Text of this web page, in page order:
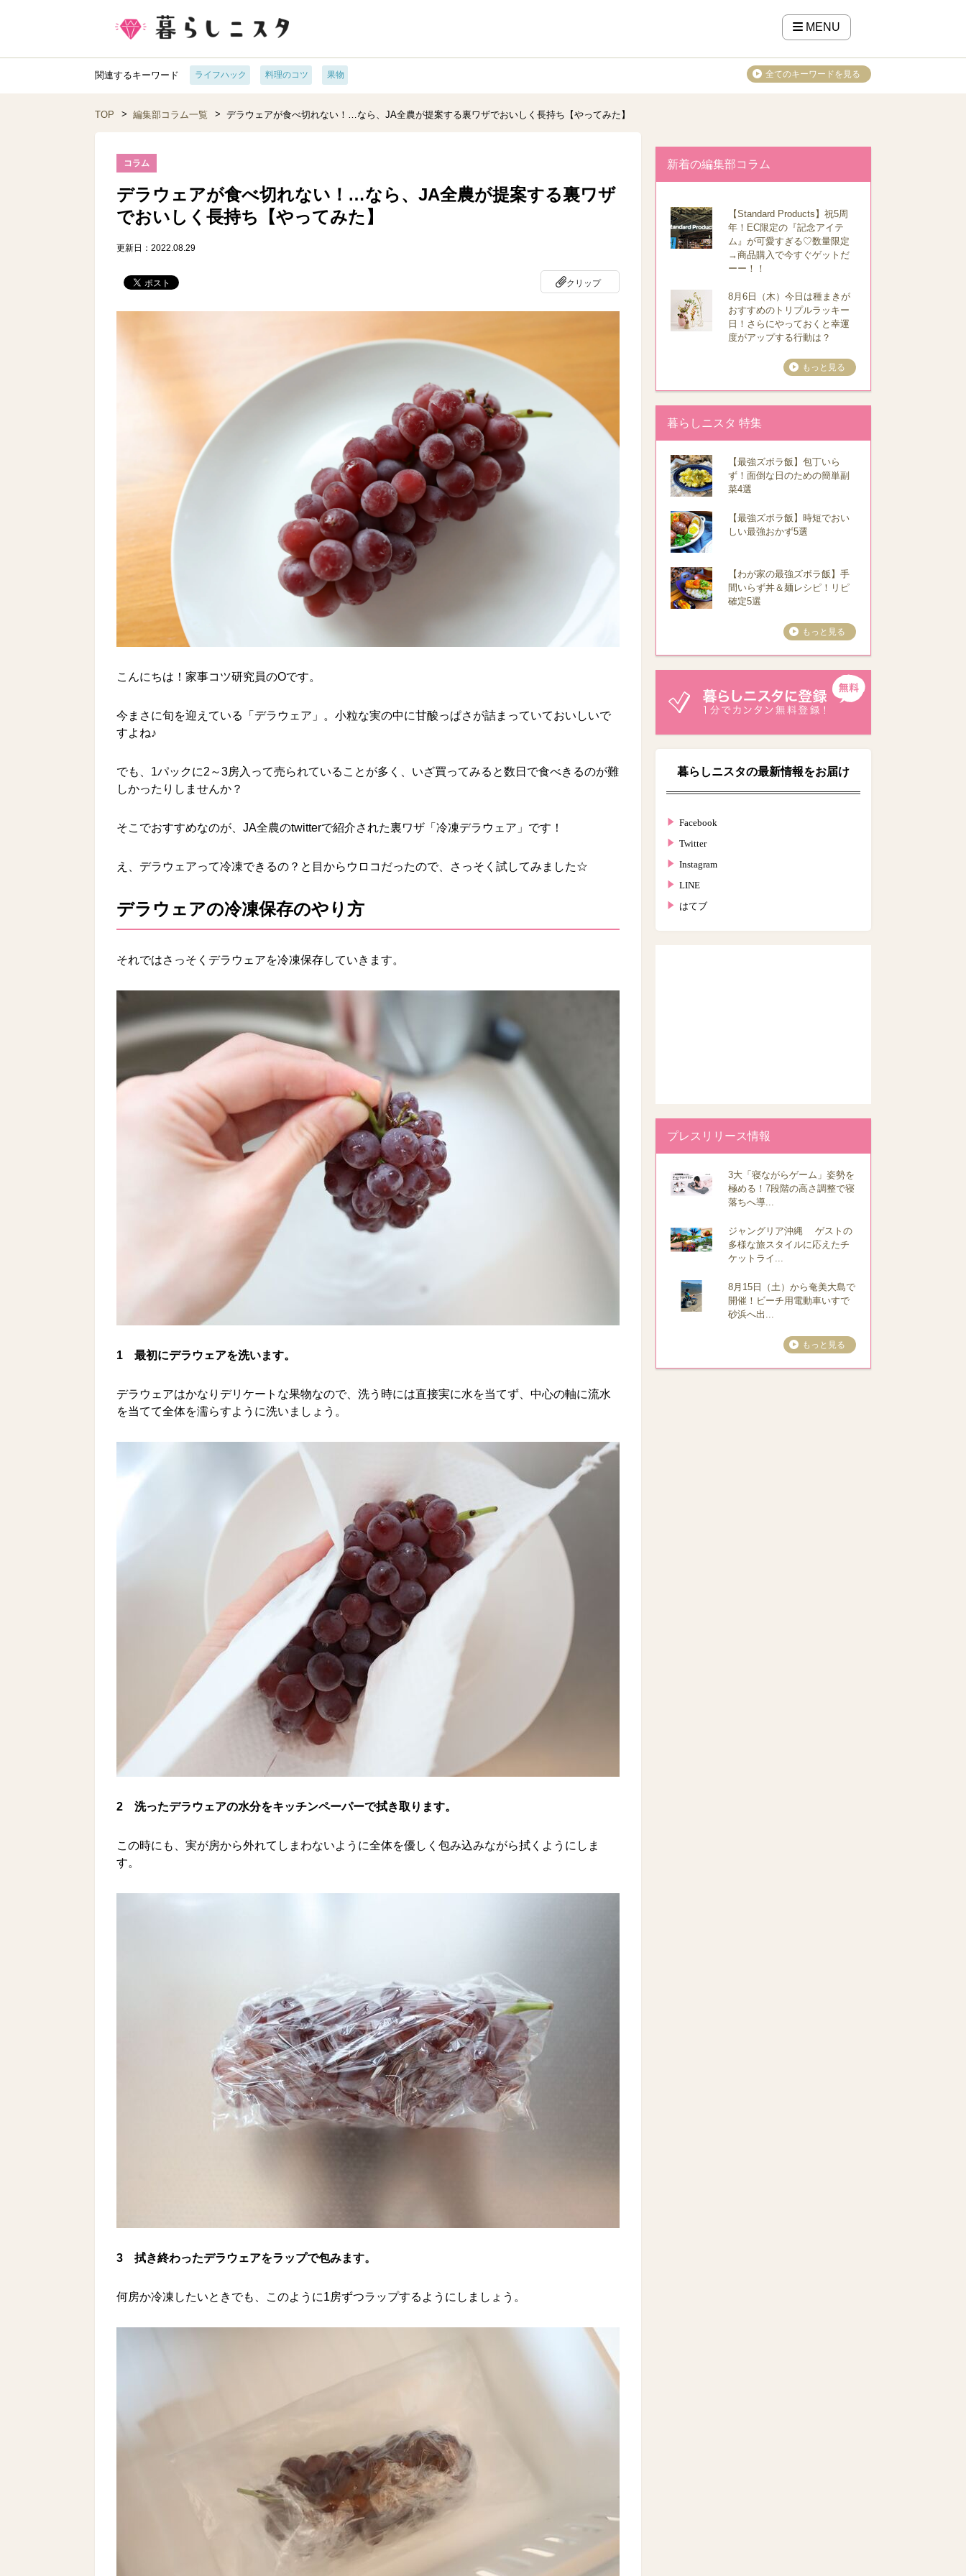
MENU
関連するキーワード ライフハック 料理のコツ 果物 全てのキーワードを見る
TOP 編集部コラム一覧 デラウェアが食べ切れない！…なら、JA全農が提案する裏ワザでおいしく長持ち【やってみた】
コラム
デラウェアが食べ切れない！…なら、JA全農が提案する裏ワザ
でおいしく長持ち【やってみた】
更新日：2022.08.29
クリップ
こんにちは！家事コツ研究員のOです。
今まさに旬を迎えている「デラウェア」。小粒な実の中に甘酸っぱさが詰まっていておいしいで
すよね♪
でも、1パックに2～3房入って売られていることが多く、いざ買ってみると数日で食べきるのが難
しかったりしませんか？
そこでおすすめなのが、JA全農のtwitterで紹介された裏ワザ「冷凍デラウェア」です！
え、デラウェアって冷凍できるの？と目からウロコだったので、さっそく試してみました☆
デラウェアの冷凍保存のやり方
それではさっそくデラウェアを冷凍保存していきます。
1 最初にデラウェアを洗います。
デラウェアはかなりデリケートな果物なので、洗う時には直接実に水を当てず、中心の軸に流水
を当てて全体を濡らすように洗いましょう。
2 洗ったデラウェアの水分をキッチンペーパーで拭き取ります。
この時にも、実が房から外れてしまわないように全体を優しく包み込みながら拭くようにしま
す。
3 拭き終わったデラウェアをラップで包みます。
何房か冷凍したいときでも、このように1房ずつラップするようにしましょう。
新着の編集部コラム
【Standard Products】祝5周
年！EC限定の『記念アイテ
ム』が可愛すぎる♡数量限定
→商品購入で今すぐゲットだ
ーー！！
8月6日（木）今日は種まきが
おすすめのトリプルラッキー
日！さらにやっておくと幸運
度がアップする行動は？
もっと見る
暮らしニスタ 特集
【最強ズボラ飯】包丁いら
ず！面倒な日のための簡単副
菜4選
【最強ズボラ飯】時短でおい
しい最強おかず5選
【わが家の最強ズボラ飯】手
間いらず丼＆麺レシピ！リピ
確定5選
もっと見る
暮らしニスタの最新情報をお届け
Facebook
Twitter
Instagram
LINE
はてブ
プレスリリース情報
3大「寝ながらゲーム」姿勢を
極める！7段階の高さ調整で寝
落ちへ導...
ジャングリア沖縄 ゲストの
多様な旅スタイルに応えたチ
ケットライ...
8月15日（土）から奄美大島で
開催！ビーチ用電動車いすで
砂浜へ出...
もっと見る